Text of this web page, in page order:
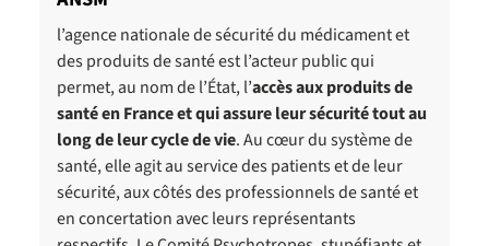
l’agence nationale de sécurité du médicament et
des produits de santé est l’acteur public qui
permet, au nom de l’État, l’accès aux produits de
santé en France et qui assure leur sécurité tout au
long de leur cycle de vie. Au cœur du système de
santé, elle agit au service des patients et de leur
sécurité, aux côtés des professionnels de santé et
en concertation avec leurs représentants